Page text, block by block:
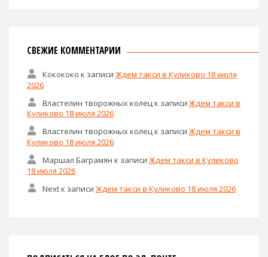
СВЕЖИЕ КОММЕНТАРИИ
Кокококо к записи Ждем такси в Куликово 18 июля
2026
Властелин творожных колец к записи Ждем такси в
Куликово 18 июля 2026
Властелин творожных колецк записи Ждем такси в
Куликово 18 июля 2026
Маршал Баграмян к записи Ждем такси в Куликово
18 июля 2026
Nextк записи Ждем такси в Куликово 18 июля 2026